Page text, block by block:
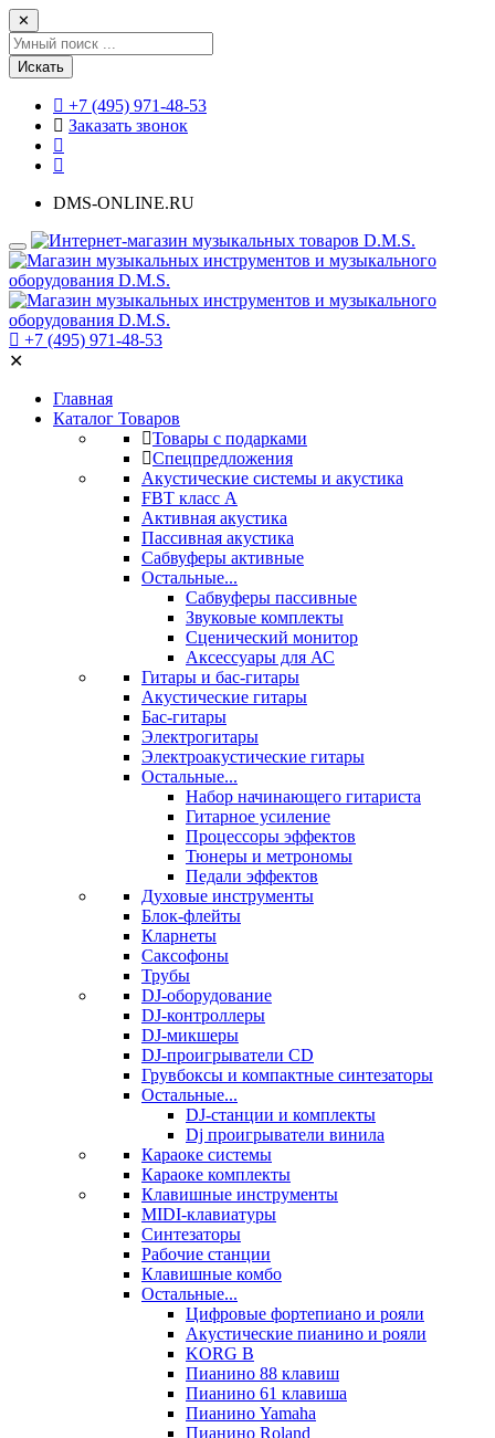
✕
Искать
+7 (495) 971-48-53
Заказать звонок
DMS-ONLINE.RU
+7 (495) 971-48-53
✕
Главная
Каталог Товаров
Товары с подарками
Спецпредложения
Акустические системы и акустика
FBT класс А
Активная акустика
Пассивная акустика
Сабвуферы активные
Остальные...
Сабвуферы пассивные
Звуковые комплекты
Сценический монитор
Аксессуары для АС
Гитары и бас-гитары
Акустические гитары
Бас-гитары
Электрогитары
Электроакустические гитары
Остальные...
Набор начинающего гитариста
Гитарное усиление
Процессоры эффектов
Тюнеры и метрономы
Педали эффектов
Духовые инструменты
Блок-флейты
Кларнеты
Саксофоны
Трубы
DJ-оборудование
DJ-контроллеры
DJ-микшеры
DJ-проигрыватели CD
Грувбоксы и компактные синтезаторы
Остальные...
DJ-станции и комплекты
Dj проигрыватели винила
Караоке системы
Караоке комплекты
Клавишные инструменты
MIDI-клавиатуры
Синтезаторы
Рабочие станции
Клавишные комбо
Остальные...
Цифровые фортепиано и рояли
Акустические пианино и рояли
KORG B
Пианино 88 клавиш
Пианино 61 клавиша
Пианино Yamaha
Пианино Roland